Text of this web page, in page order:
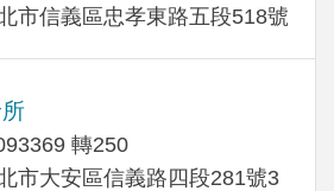
市信義區忠孝東路五段518號
轉250
市大安區信義路四段281號3